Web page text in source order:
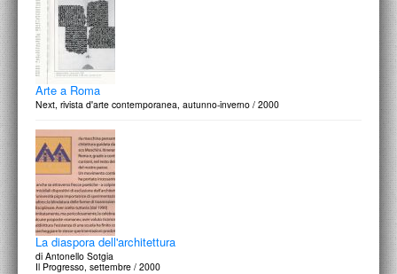
Arte a Roma
Next, rivista d'arte contemporanea, autunno-inverno / 2000
La diaspora dell'architettura
di Antonello Sotgia
Il Progresso, settembre / 2000